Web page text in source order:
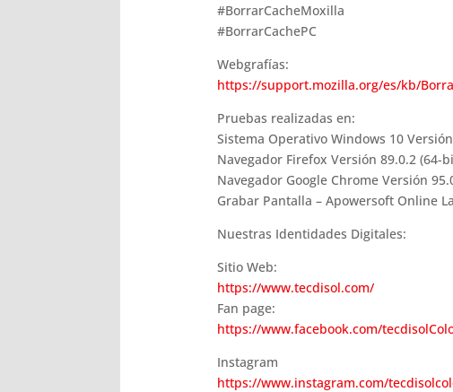
#BorrarCacheMoxilla
#BorrarCachePC
Webgrafías:
https://support.mozilla.org/es/kb/
Pruebas realizadas en:
Sistema Operativo Windows 10
Navegador Firefox Versión 89.0.2 (64-
Navegador Google Chrome Versión
Grabar Pantalla – Apowersoft Online
Nuestras Identidades Digitales:
Sitio Web:
https://www.tecdisol.com/
Fan page:
https://www.facebook.com/
Instagram
https://www.instagram.com/